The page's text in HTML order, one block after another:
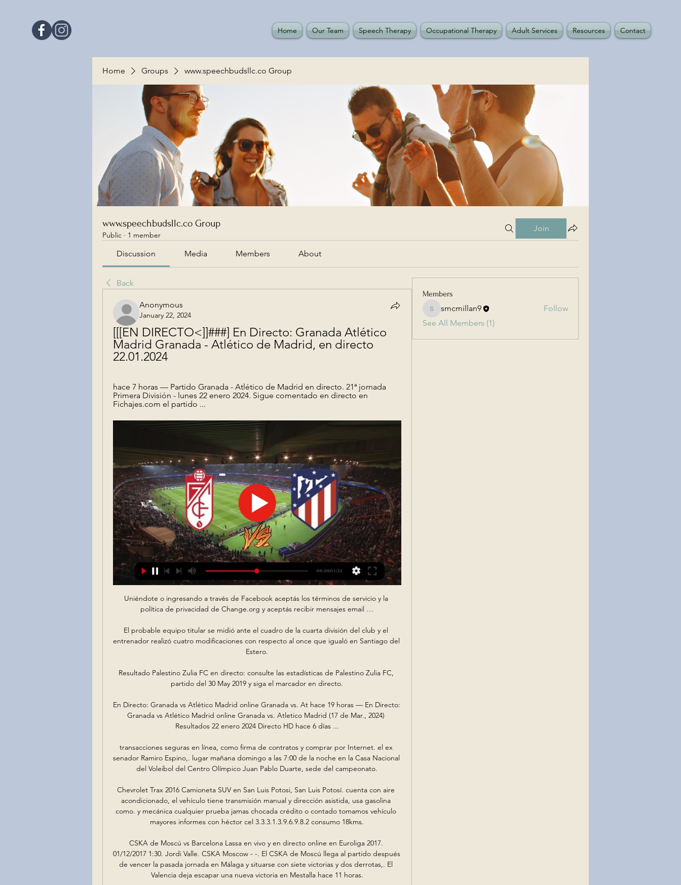
Home Our Team Speech Therapy Occupational Therapy Adult Services Resources Contact
Home Groups www.speechbudsllc.co Group
www.speechbudsllc.co Group
Public · 1 member
Join
Discussion Media Members About
Back
Anonymous
January 22, 2024
[[[EN DIRECTO<]]###] En Directo: Granada Atlético
Madrid Granada - Atlético de Madrid, en directo
22.01.2024
hace 7 horas — Partido Granada - Atlético de Madrid en directo. 21ª jornada
Primera División - lunes 22 enero 2024. Sigue comentado en directo en
Fichajes.com el partido ...
Uniéndote o ingresando a través de Facebook aceptás los términos de servicio y la política de privacidad de Change.org y aceptás recibir mensajes email …

El probable equipo titular se midió ante el cuadro de la cuarta división del club y el entrenador realizó cuatro modificaciones con respecto al once que igualó en Santiago del Estero.

Resultado Palestino Zulia FC en directo: consulte las estadísticas de Palestino Zulia FC, partido del 30 May 2019 y siga el marcador en directo.

En Directo: Granada vs Atlético Madrid online Granada vs. At hace 19 horas — En Directo: Granada vs Atlético Madrid online Granada vs. Atletico Madrid (17 de Mar., 2024) Resultados 22 enero 2024 Directo HD hace 6 días ...

transacciones seguras en línea, como firma de contratos y comprar por Internet. el ex senador Ramiro Espino,. lugar mañana domingo a las 7:00 de la noche en la Casa Nacional del Voleibol del Centro Olímpico Juan Pablo Duarte, sede del campeonato.

Chevrolet Trax 2016 Camioneta SUV en San Luis Potosi, San Luis Potosí. cuenta con aire acondicionado, el vehículo tiene transmisión manual y dirección asistida, usa gasolina como. y mecánica cualquier prueba jamas chocada crédito o contado tomamos vehículo mayores informes con héctor cel 3.3.3.1.3.9.6.9.8.2 consumo 18kms.

CSKA de Moscú vs Barcelona Lassa en vivo y en directo online en Euroliga 2017. 01/12/2017 1:30. Jordi Valle. CSKA Moscow - -. El CSKA de Moscú llega al partido después de vencer la pasada jornada en Málaga y situarse con siete victorias y dos derrotas,. El Valencia deja escapar una nueva victoria en Mestalla hace 11 horas.

Por supuesto, debemos dar ia gran importancia que se merece a ese fabuloso nuevo Récord del Campeonato y por otro lado también de España (1h26:36) de María Pérez, arrebatándoselo a otra María histórica, María Vasco. RESULTADOS hombres y sus parciales / mujeres y sus parciales.

Documento BOE-A-1995-16730. Acuerdo de 20 de junio de 1995, de la Comisión Permanente del Consejo General del Poder Judicial, por el que se resuelve el concurso convocado por Acuerdo del Pleno de 22 de febrero de 1995, sobre convocatoria de plazas de Magistrados suplentes y Jueces sustitutos para el año judicial 1995-1996, en el ámbito de.

/ “Grupo Tricoteras”, Intervención estética en el paisaje, Colina frente al Balneario Municipal de Victoria, Provincia de Entre Ríos. - 2008- UTN, Universidad Tecnológica Nacional, Facultad Regional Avellaneda / IV Salón Nacional , mención especial …

La Terminal de ómnibus de Resistencia, la ciudad capital de la provincia de Chaco, es una de las terminales dentro de Argentina por donde más pasajeros transitan anualmente, se …

Pumas derrotó 2-0 a los Tiburones Rojos en la Jornada 5 del Apertura 2019. Pumas contra Veracruz en el estadio Olímpico Universitario. FOTO:. en vivo Pumas Veracruz Liga Mx jornada 5 Apertura 2019 Pumas vs Veracruz unam C.U ciudad universitaria Dónde ver el partido de Pumas.

Granada - Atlético: a qué hora es, TV, dónde y cómo ver hace 5 horas — El encuentro entre el Granada Club de Fútbol y el Club Atlético de Madrid se podrá seguir en vivo online a través del directo de As.com ...

Los Diablos Rojos del México, club más ganador en la historia de la Liga Mexicana de Beisbol (LMB),. para los Diablos Rojos el 5 de abril cuando reciban a los Tigres de Quintana Roo en una edición más de la apodada ‘Guerra Civil’. MC. Te puede interesar.

garantÍa de 2 aÑos---enganche desde el 20 % y plazos hasta 48 meses---exhibiciÓn en z motors puebla----contacto unico ricardo ramirez---22-25-204921---contam

El domingo a las 14.10 Lanús tendrá un nuevo objetivo al enfrentar a Gimnasia Y Esgrima de La Plata como local. Para esté partido, el técnico Luiz Zubeldía repetiría los once que le ganaron a Racing en Avellaneda en la primera fecha del Apertura.

España - Austria U-17 Campeonato de Europa Sub 17 - 4 mayo 2019. Campeonato de Europa Sub 17 - Sigue en directo el partido de Fútbol entre España y Austria U-17 que tendrá lugar el 4 mayo 2019 a las 17:00. Sigue en Eurosport el resultado en directo del partido, así como las jugadas más importantes.

1/4 de FINAL - Mundial Sub-17 India 2017 ESPAÑA - IRAN , Seleccion Española de Futbol Masculino Sub-17 Este partido sera retransmitido o televisado en directo vivo por: GOL tv. Enviar por correo electrónico Escribe un blog Compartir con Twitter Compartir con Facebook Compartir en Pinterest.

Millonarios volvió a sonreir tras conseguir su primera victoria en la Liga Águila 2019-II en la fecha 2 ante Once Caldas en el estadio El Campín. El único gol del …

Hora del encuentro entre Deportivo Pereira – Cortuluá:11/06/2019 a las 02:30h (Hora De España) Tipo de juego: Fútbol Colombia Primera B / Finale También puede estar disponible el Deportivo Pereira – Cortuluá en Youtube por lo que si buscas aLeer el resto.

Marcelo Vivas - entrenador de Sport Boys - confía en salvar del descenso al elenco rosado luego de su victoria ante la Academia Cantolao. Marcelo Vivas. (Universidad San Martín): se jugará la vida en las doce fechas restantes. Se mide ante Deportivo Municipal en la próxima jornada.

Balonmano playa - España U-17 : palmarés, resultados e identidad. Real Federación Española de Balonmano, Espagne, Espagne U-17, Espagne U17, España, España U-17.

[11] Sport Victoria v CD Coopsol [8] 1-2 : 07/14 18:00: 6 [12] Los Caimanes FC v Sport Loreto [9] 1-0 : 07/13 18:15: 6 [6] Alianza Atletico v Atlético Grau [5] 2-0 : 06/16 20:30: 5 [1] Santos FC v CD Coopsol [8] 1-1 : 06/16 20:30: 5 [12] Sport Loreto v Alianza Atletico [3] 1-0 : 06/16 20:30: 5 [4] Union Huaral v Sport Victoria [10] 1-0 : 06/16.

El Club Deportivo Leganés logró una importantísima victoria (3-1) ante el Villarreal tras remontar un encuentro que se le puso en contra en la segunda parte. Diego Rico, El Zhar y Gabriel fueron los goleadores pepineros, Raba adelantó a los visitantes. Respeto entre ambos conjuntos en …

Das ist der Spielbericht zur Begegnung UD San Sebastián de los Reyes gegen Real Madrid B (Castilla) am 06.10.2019 im Wettbewerb Segunda División B - Grupo I

Atlético de Madrid, en directo: LaLiga EA Sports hoy en vivo hace 5 minutos — Sigue la retransmisión del Granada vs Atlético: partido de la 21ª jornada de Primera División. Hoy, lunes 22 de enero, a las 21:00h en As.

Sigue las instrucciones para ver Oriente Petrolero v Sport Boys Warnes en directo y en streaming desde tu casa. te ofrece toda la acción de Bolivia - Torneo Apertura en tu casa. Disfruta del mejor Partidos de fútbol en vivo si te registras en y depositas algo de dinero.

Atlético Madrid - Granada en vivo, resultados H2H Atlético Madrid Granada marcadores en directo (y ver en vivo gratis video streaming en directo) comienza el 26 nov 2023 a las 11:00 (Hora UTC) Liga F, ...

La selección de Venezuela de baloncesto, enfrentará el lunes a Costa de Marfil, en un duelo entre los combinados derrotados en la primera jornada del Grupo A en el Mundial de China. Foto: Referencial. Este partido que significa la supervivencia en el torneo para ambos equipos.

Tras el descanso el Real Valladolid salió mejor que los italianos. Sandro, de nuevo el mejor en ataque mientras estuvo en el campo, puso en apuros al guardameta del Brescia en varias jugadas, pero el canario no pudo definir para adelantar a los blanquivioletas. Pasaban los minutos y el dominio blanquivioleta no se diluía.

Granada-Atlético Madrid EN DIRECTO: Atlético Mad | Group hace 19 horas — Granada | VER EN - Bolavip 22 enero 2024 Deporte TV. hace 1 día — Watch Live Stream Online Granada - Atlético de Madrid (20.01.24) ...

Encuentra y contacta con cientos de mujeres escorts que se anuncian gratis en Skokka Guatemala ofreciendo sexo en guatemala, chicas a domicilio Guatemala. Acompañantes de lujo, escorts complacientes, milfs, edecanes, flaquitas ricas, chicas divas, …

Ver CDF en Vivo (canal de fútbol) Online: Desde Abril de 2003 CDF es el lider en transmisión deportiva en tierra chilena con emisiones de todos los partidos de la Liga de Chile en vivo y con grandes comentaristas como Claudio Palma, Rodrigo Goldberg, Dante Poli entre otros.

Ver partido Tenerife vs Numancia 25 8 2019 la liga 2 en vivo online. agosto 21,. Arranca el torneo de segunda división de España y puedes Ver partido Lugo vs Extremadura 17 8 2019 la liga 2 en vivo online gratis en HD este 17 de agosto a las 18:00 hs en vivo y en directo..

En vivo Granada CF vs Atlético de Madrid minuto a hace 9 horas — En vivo Granada CF vs Atlético de Madrid vea el minuto a minuto del partido Granada CF vs Atlético de Madrid de la Liga de Espana.

Aniversario de nuestro estadio Jose Martín Olaeta. por Socio Nº 9028 | Feb 25, 2019 | Noticias. El 15 de Abril de 1944 Argentino inauguró su estadio, el “José Martín Olaeta, y debutó en la Asociación de Fútbol Argentino, en un partido que jugó contra All Boys por el Torneo …

Granada - Atlético, en directo | LaLiga EA Sports hoy en vivo hace 29 minutos — ¡Buenas noches a todos! ¡Bienvenidos al directo del partido que cierra la jornada 21! ¡Bienvenidos al Granada-Atlético!

En Directo: Granada Atlético Madrid Granada CF - Atlético de hace 19 horas — Atlético Madrid vs Granada en vivo VER EN VIVO Atlético de Madrid vs Granada sigue la TRANSMISIÓN del partido por LaLiga Santander Dónde ver ...

Granada CF vs Atlético de Madrid En vivo Explore las estadísticas de Granada CF vs Atlético de Madrid live en AiScore - Estamos actualizando los números en esta página cada segundo del juego.

gutierrez orellana alba 3 398 lopez ruiz paula 4 398 jose albaladejo luisa fernanda gcia bermejo. chalan mercha alba maria 3 398 morcuende carrobles alba 2 398 gavillero caballero saray belen 1 398. fernando carrillo angel diaz ortiz antonio de la hoz enrique diez barra santiago garcia yuste

23 López Echeverría, Alejandro Enrique (Opción 1) 24 Razquin Romanzado, Mikel (Opción 1) 25 Silanes Anguita, Luis Ángel (Opción 1) 26 Lizarraga Muñoz, Iñaki (Opción 1) Admitido en 1-MONT/MANT.INSTAL.FRIO/CLIM/CAL en la sede Centro
Members
smcmillan9
smcmillan9
Follow
See All Members (1)